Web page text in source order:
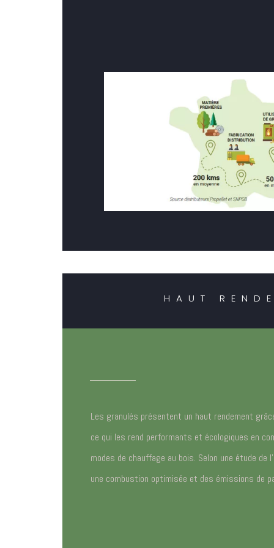
HAUT
Les granulés présentent un haut rendement
ce qui les rend performants et écologiques en
modes de chauffage au bois. Selon une étude de
une combustion optimisée et des émissions de